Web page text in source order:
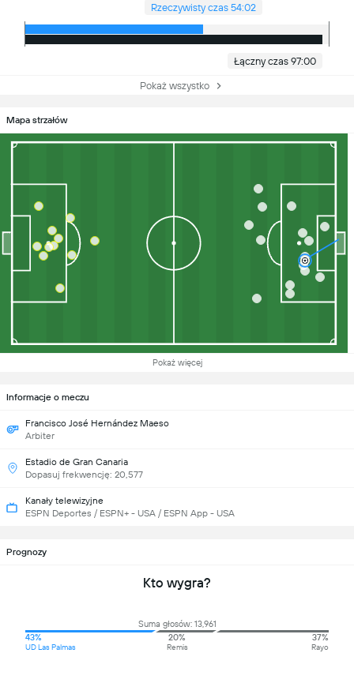
Rzeczywisty czas 54:02
Łączny czas 97:00
Pokaż wszystko
Mapa strzałów
Pokaż więcej
Informacje o meczu
Francisco José Hernández Maeso
Arbiter
Estadio de Gran Canaria
Dopasuj frekwencję: 20,577
Kanały telewizyjne
ESPN Deportes / ESPN+ - USA / ESPN App - USA
Prognozy
Kto wygra?
Suma głosów: 13,961
43%
UD Las Palmas
20%
Remis
37%
Rayo